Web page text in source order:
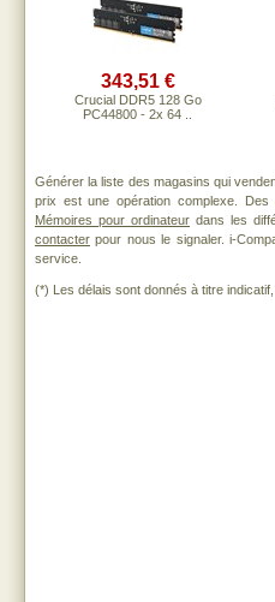
343,51 €
Crucial DDR5 128 Go
PC44800 - 2x 64 ..
Générer la liste des magasins qui
prix est une opération complexe.
Mémoires pour ordinateur dans les
contacter pour nous le signaler. i-
service.
(*) Les délais sont donnés à titre